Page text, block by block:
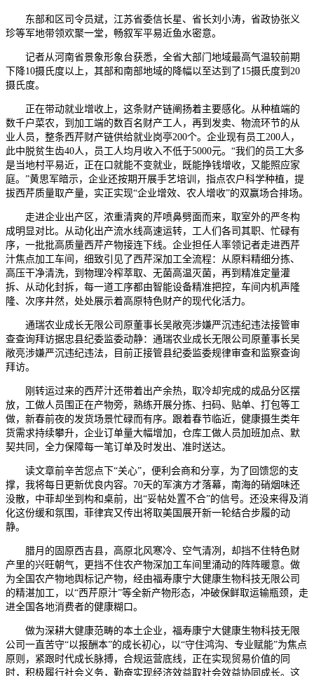
东部和区司令员斌，江苏省委信长星、省长刘小涛，省政协张义
珍等军地带领欢聚一堂，畅叙军平易近鱼水密意。
记者从河南省景象形象台获悉，全省大部门地域最高气温较前期
下降10摄氏度以上，其部和南部地域的降幅以至达到了15摄氏度到20
摄氏度。
正在带动就业增收上，这条财产链阐扬着主要感化。从种植端的
数千户菜农，到加工端的数百名财产工人，再到发卖、物流环节的从
业人员，整条西芹财产链供给就业岗亭200个。企业现有员工200人，
此中脱贫生齿40人，员工人均月收入不低于5000元。“我们的员工大多
是当地村平易近，正在口就能不变就业，既能挣钱增收，又能照应家
庭。”黄思军暗示，企业还按期开展手艺培训，指点农户科学种植，提
拔西芹质量取产量，实正实现“企业增效、农人增收”的双赢场合排场。
走进企业出产区，浓重清爽的芹喷鼻劈面而来，取室外的严冬构
成明显对比。从动化出产流水线高速运转，工人们各司其职、忙碌有
序，一批批高质量西芹产物接连下线。企业担任人率领记者走进西芹
汁焦点加工车间，细致引见了西芹深加工全流程：从原料精细分拣、
高压干净清洗，到物理冷榨萃取、无菌高温灭菌，再到精准定量灌
拆、从动化封拆，每一道工序都由智能设备精准把控，车间内机声隆
隆、次序井然，处处展示着高原特色财产的现代化活力。
通瑞农业成长无限公司原董事长吴敞亮涉嫌严沉违纪违法接管审
查查询拜访据忠县纪委监委动静：通瑞农业成长无限公司原董事长吴
敞亮涉嫌严沉违纪违法，目前正接管县纪委监委规律审查和监察查询
拜访。
刚转运过来的西芹汁还带着出产余热，取冷却完成的成品分区摆
放，工做人员围正在产物旁，熟练开展分拣、扫码、贴单、打包等工
做，新春前夜的发货场景忙碌而有序。跟着春节临近，健康摄生类年
货需求持续攀升，企业订单量大幅增加，仓库工做人员加班加点、默
契共同，全力保障每一笔订单及时发出、准时送达。
读文章前辛苦您点下“关心”，便利会商和分享，为了回馈您的支
撑，我将每日更新优良内容。70天的军演方才落幕，南海的硝烟味还
没散，中菲却坐到构和桌前，出“妥帖处置不合”的信号。还没来得及消
化这份缓和氛围，菲律宾又传出将取美国展开新一轮结合步履的动
静。
腊月的固原西吉县，高原北风寒冷、空气清冽，却挡不住特色财
产里的兴旺朝气，更挡不住农产物深加工车间里涌动的阵阵暖意。做
为全国农产物地舆标记产物，经由福寿康宁大健康生物科技无限公司
的精湛加工，以“西芹原汁”等全新产物形态，冲破保鲜取运输瓶颈，走
进全国各地消费者的健康糊口。
做为深耕大健康范畴的本土企业，福寿康宁大健康生物科技无限
公司一直苦守“以报酬本”的成长初心，以“守住鸿沟、专业赋能”为焦点
原则，紧跟时代成长脉搏，合规运营底线，正在实现贸易价值的同
时，积极履行社会义务，勤奋实现经济效益取社会效益协同成长。这